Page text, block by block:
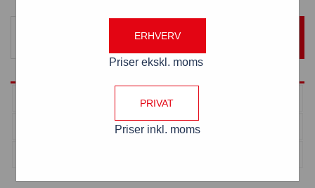
TILFØJ TIL KURV
47,25
ERHVERV
Priser ekskl. moms
PRIVAT
Priser inkl. moms